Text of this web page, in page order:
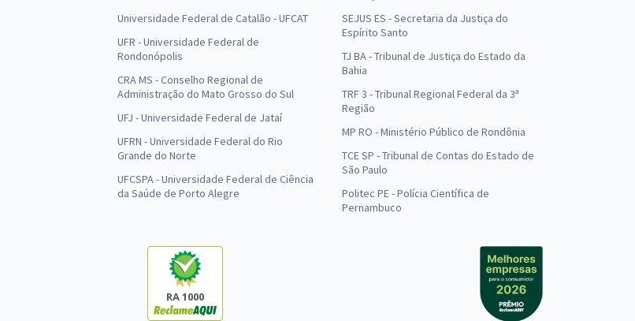
Universidade Federal de Catalão - UFCAT
UFR - Universidade Federal de
Rondonópolis
CRA MS - Conselho Regional de
Administração do Mato Grosso do Sul
UFJ - Universidade Federal de Jataí
UFRN - Universidade Federal do Rio
Grande do Norte
UFCSPA - Universidade Federal de Ciência
da Saúde de Porto Alegre
SEJUS ES - Secretaria da Justiça do
Espírito Santo
TJ BA - Tribunal de Justiça do Estado da
Bahia
TRF 3 - Tribunal Regional Federal da 3ª
Região
MP RO - Ministério Público de Rondônia
TCE SP - Tribunal de Contas do Estado de
São Paulo
Politec PE - Polícia Científica de
Pernambuco
RA 1000